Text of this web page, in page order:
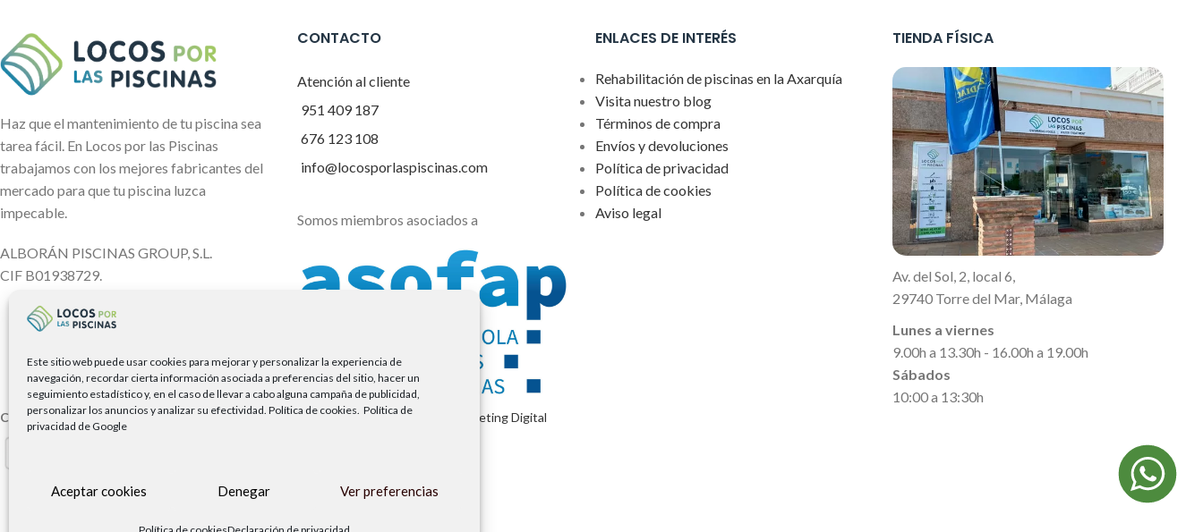
Este sitio web puede usar cookies para mejorar y personalizar la experiencia de
navegación, recordar cierta información asociada a preferencias del sitio, hacer un
seguimiento estadístico y, en el caso de llevar a cabo alguna campaña de publicidad,
personalizar los anuncios y analizar su efectividad. Política de cookies. Política de
privacidad de Google
Aceptar cookies Denegar Ver preferencias
Haz que el mantenimiento de tu piscina sea
tarea fácil. En Locos por las Piscinas
trabajamos con los mejores fabricantes del
mercado para que tu piscina luzca
impecable.
ALBORÁN PISCINAS GROUP, S.L.
CIF B01938729.
CONTACTO
Atención al cliente
951 409 187
676 123 108
info@locosporlaspiscinas.com
Somos miembros asociados a
ENLACES DE INTERÉS
Rehabilitación de piscinas en la Axarquía
Visita nuestro blog
Términos de compra
Envíos y devoluciones
Política de privacidad
Política de cookies
Aviso legal
TIENDA FÍSICA
Av. del Sol, 2, local 6,
29740 Torre del Mar, Málaga
Lunes a viernes
9.00h a 13.30h - 16.00h a 19.00h
Sábados
10:00 a 13:30h
Copyright Locos por las piscinas | Todos los derechos reservados |Agencia de Marketing Digital